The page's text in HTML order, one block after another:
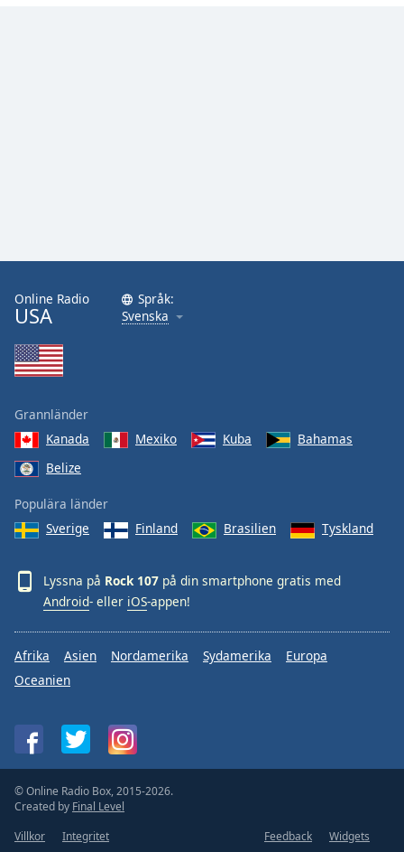
Online Radio
USA
Språk:
Svenska
Grannländer
Kanada
Mexiko Kuba
Bahamas
Belize
Populära länder
Sverige
Finland Brasilien Tyskland
Lyssna på Rock 107 på din smartphone gratis med
Android- eller iOS-appen!
Afrika Asien Nordamerika Sydamerika
Europa
Oceanien
© Online Radio Box, 2015-2026.
Created by Final Level
Villkor
Integritet Feedback Widgets